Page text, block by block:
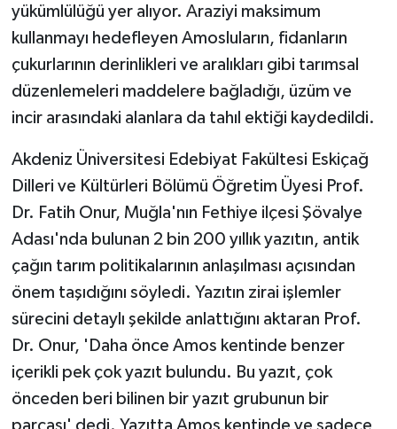
yükümlülüğü yer alıyor. Araziyi maksimum
kullanmayı hedefleyen Amosluların, fidanların
çukurlarının derinlikleri ve aralıkları gibi tarımsal
düzenlemeleri maddelere bağladığı, üzüm ve
incir arasındaki alanlara da tahıl ektiği kaydedildi.
Akdeniz Üniversitesi Edebiyat Fakültesi Eskiçağ
Dilleri ve Kültürleri Bölümü Öğretim Üyesi Prof.
Dr. Fatih Onur, Muğla'nın Fethiye ilçesi Şövalye
Adası'nda bulunan 2 bin 200 yıllık yazıtın, antik
çağın tarım politikalarının anlaşılması açısından
önem taşıdığını söyledi. Yazıtın zirai işlemler
sürecini detaylı şekilde anlattığını aktaran Prof.
Dr. Onur, 'Daha önce Amos kentinde benzer
içerikli pek çok yazıt bulundu. Bu yazıt, çok
önceden beri bilinen bir yazıt grubunun bir